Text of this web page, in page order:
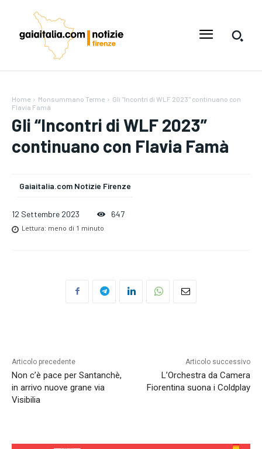
Home Monsummano Terme
Gli "Incontri di WLF 2023" continuano con
Flavia Famà
Gli “Incontri di WLF 2023”
continuano con Flavia Famà
Gaiaitalia.com Notizie Firenze
12 Settembre 2023 647
Lettura: meno di 1 minuto
Articolo precedente
Non c’è pace per Santanchè,
in arrivo nuove grane via
Visibilia
Articolo successivo
L’Orchestra da Camera
Fiorentina suona i Coldplay